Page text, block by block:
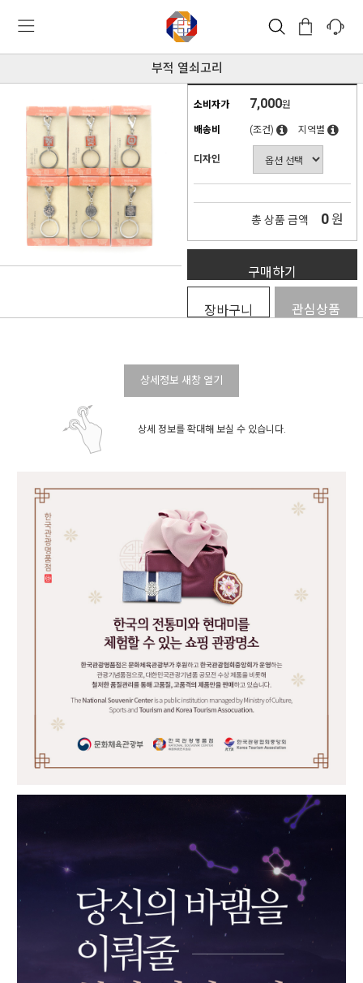
부적 열쇠고리
소비자가 7,000원
배송비 (조건) 지역별
디자인
총 상품 금액 0 원
구매하기
장바구니 관심상품
상세정보 새창 열기
상세 정보를 확대해 보실 수 있습니다.